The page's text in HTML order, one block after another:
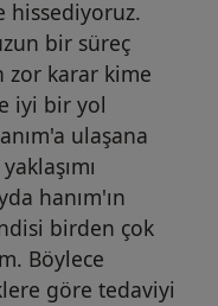
hissediyoruz.
bir süreç
zor karar kime
iyi bir yol
ulaşana
hanım'ın
birden çok
Böylece
göre tedaviyi